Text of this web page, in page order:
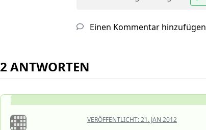
Einen Kommentar hinzufügen
2 ANTWORTEN
VERÖFFENTLICHT:21. JAN 2012